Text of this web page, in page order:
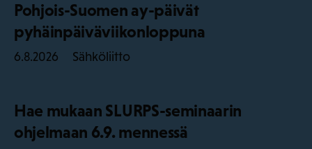
Pohjois-Suomen ay-päivät
pyhäinpäiväviikonloppuna
6.8.2026 Sähköliitto
Hae mukaan SLURPS-seminaarin
ohjelmaan 6.9. mennessä